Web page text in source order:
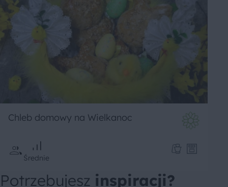
Chleb domowy na Wielkanoc
Średnie
Potrzebujesz inspiracji?